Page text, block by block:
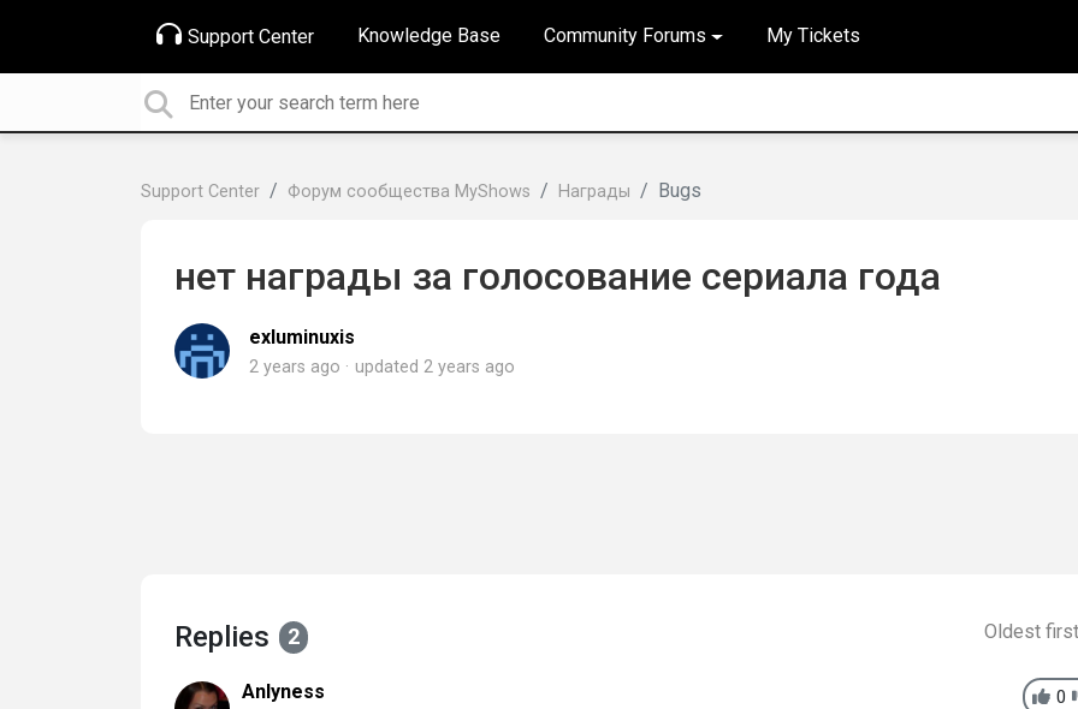
Support Center Knowledge Base Community Forums My Tickets
Support Center Форум сообщества MyShows Награды Bugs
нет награды за голосование сериала года
exluminuxis
2 years ago updated 2 years ago
Replies 2 Oldest first
0
Anlyness